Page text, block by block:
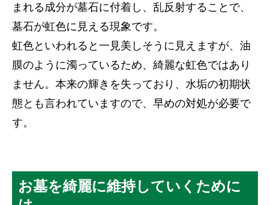
まれる成分が墓石に付着し、乱反射することで、
墓石が虹色に見える現象です。
虹色といわれると一見美しそうに見えますが、油
膜のように濁っているため、綺麗な虹色ではあり
ません。本来の輝きを失っており、水垢の初期状
態とも言われていますので、早めの対処が必要で
す。
お墓を綺麗に維持していくために